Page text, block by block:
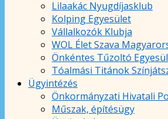
Lilaakác Nyugdíjasklub
Kolping Egyesület
Vállalkozók Klubja
WOL Élet Szava
Önkéntes Tűzoltó
Tóalmási Titánok
Ügyintézés
Önkormányzati Hivatali
Műszak, építésügy